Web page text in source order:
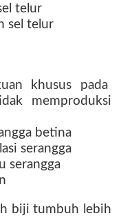
telur
sel telur
khusus pada
memproduksi
betina
serangga
serangga
biji tumbuh lebih